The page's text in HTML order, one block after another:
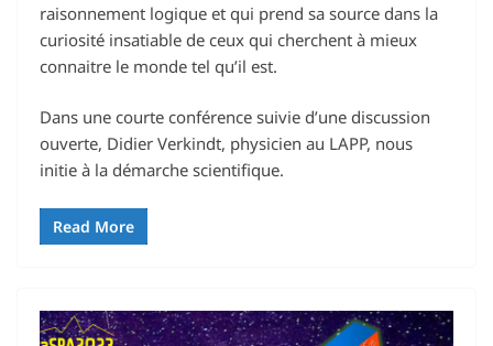
raisonnement logique et qui prend sa source dans la
curiosité insatiable de ceux qui cherchent à mieux
connaitre le monde tel qu’il est.
Dans une courte conférence suivie d’une discussion
ouverte, Didier Verkindt, physicien au LAPP, nous
initie à la démarche scientifique.
Read More